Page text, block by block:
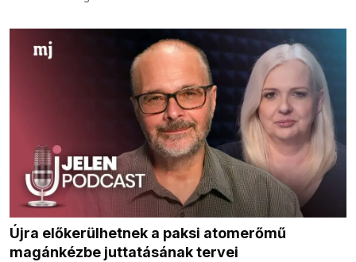
Újra előkerülhetnek a paksi atomerőmű
magánkézbe juttatásának tervei